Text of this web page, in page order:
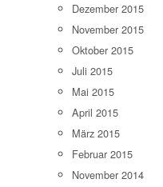
Dezember 2015
November 2015
Oktober 2015
Juli 2015
Mai 2015
April 2015
März 2015
Februar 2015
November 2014